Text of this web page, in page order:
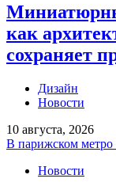
как
сохраняет
Дизайн
Новости
10 августа, 2026
В парижском метро
Новости